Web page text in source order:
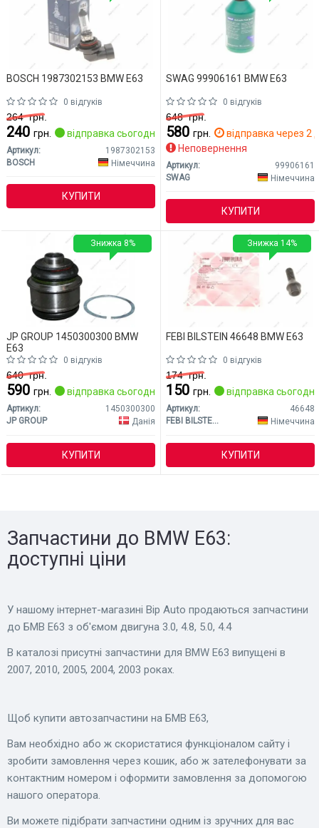
BOSCH 1987302153 BMW E63
0 відгуків
264грн.
240 грн. відправка сьогодні
Артикул:
1987302153
BOSCH
Німеччина
КУПИТИ
SWAG 99906161 BMW E63
0 відгуків
648грн.
580 грн.
відправка через 2
Неповернення
Артикул:
99906161
SWAG
Німеччина
КУПИТИ
JP GROUP 1450300300 BMW
E63
0 відгуків
640грн.
590 грн. відправка сьогодні
Артикул:
1450300300
JP GROUP
Данія
КУПИТИ
Знижка 8%
FEBI BILSTEIN 46648 BMW E63
0 відгуків
174грн.
150 грн. відправка сьогодні
Артикул:
46648
FEBI BILSTEIN
Німеччина
КУПИТИ
Знижка 14%
Запчастини до BMW E63:
доступні ціни
У нашому інтернет-магазині Bip Auto продаються запчастини
до БМВ Е63 з об'ємом двигуна 3.0, 4.8, 5.0, 4.4
В каталозі присутні запчастини для BMW E63 випущені в
2007, 2010, 2005, 2004, 2003 роках.
Щоб купити автозапчастини на БМВ Е63,
Вам необхідно або ж скористатися функціоналом сайту і
зробити замовлення через кошик, або ж зателефонувати за
контактним номером і оформити замовлення за допомогою
нашого оператора.
Ви можете підібрати запчастини одним із зручних для вас